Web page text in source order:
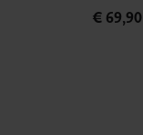
€ 69,90